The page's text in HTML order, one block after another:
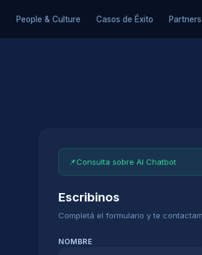
People & Culture Casos de Éxito Partners
📌Consulta sobre AI Chatbot
Escribinos
Completá el formulario y te
NOMBRE